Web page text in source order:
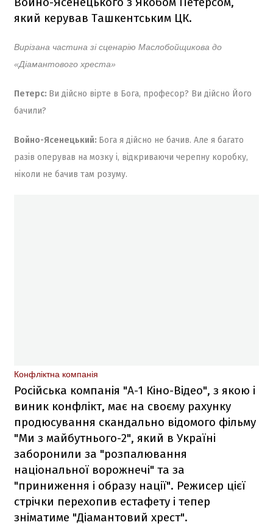
який керував Ташкентським ЦК.
Вирізана частина зі сценарію Маслобойщикова до
«Діамантового хреста»
Петерс: Ви дійсно вірте в Бога, професор? Ви дійсно Його
бачили?
Войно-Ясенецький: Бога я дійсно не бачив. Але я багато
разів оперував на мозку і, відкриваючи черепну коробку,
ніколи не бачив там розуму.
Конфліктна компанія
Російська компанія "А-1 Кіно-Відео", з якою і
виник конфлікт, має на своєму рахунку
продюсування скандально відомого фільму
"Ми з майбутнього-2", який в Україні
заборонили за "розпалювання
національної ворожнечі" та за
"приниження і образу нації". Режисер цієї
стрічки перехопив естафету і тепер
зніматиме "Діамантовий хрест".